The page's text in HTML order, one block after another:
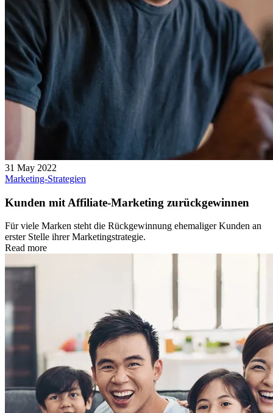
31 May 2022
Marketing-Strategien
Kunden mit Affiliate-Marketing zurückgewinnen
Für viele Marken steht die Rückgewinnung ehemaliger Kunden an
erster Stelle ihrer Marketingstrategie.
Read more